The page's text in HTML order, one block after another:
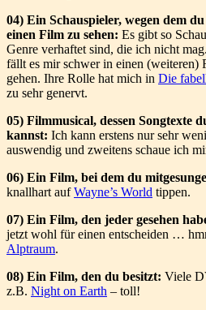
04) Ein Schauspieler, wegen dem
einen Film zu sehen: Es gibt so
Genre verhaftet sind, die ich nicht
fällt es mir schwer in einen (weiteren)
gehen. Ihre Rolle hat mich in Die
zu sehr genervt.
05) Filmmusical, dessen Songtexte
kannst: Ich kann erstens nur sehr
auswendig und zweitens schaue ich
06) Ein Film, bei dem du
knallhart aufWayne’s World tippen.
07) Ein Film, den jeder gesehen
jetzt wohl für einen entscheiden …
Alptraum.
08) Ein Film, den du besitzt: Viele
z.B. Night on Earth – toll!